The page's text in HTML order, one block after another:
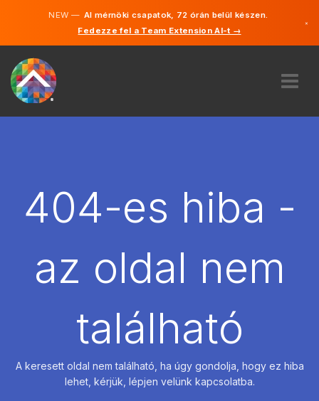
NEW —AI mérnöki csapatok, 72 órán belül készen.
Fedezze fel a Team Extension AI-t →
×
BÉREL
404-es hiba -
az oldal nem
található
A keresett oldal nem található, ha úgy gondolja, hogy ez hiba
lehet, kérjük, lépjen velünk kapcsolatba.